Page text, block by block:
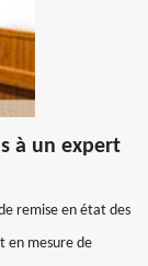
à un expert
remise en état des
en mesure de